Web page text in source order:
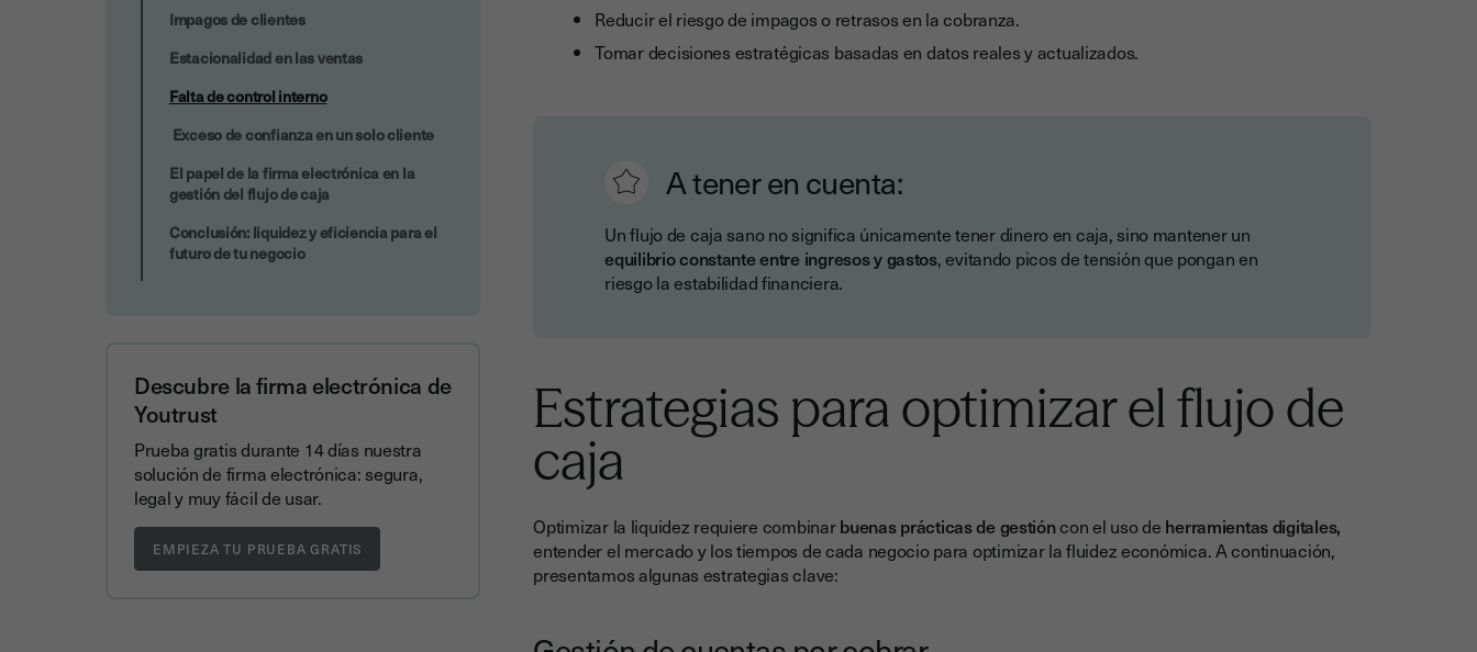
Impagos de clientes
Estacionalidad en las ventas
Falta de control interno
Exceso de confianza en un solo cliente
El papel de la firma electrónica en la
gestión del flujo de caja
Conclusión: liquidez y eficiencia para el
futuro de tu negocio
Descubre la firma electrónica de
Youtrust
Prueba gratis durante 14 días nuestra
solución de firma electrónica: segura,
legal y muy fácil de usar.
Reducir el riesgo de impagos o retrasos en la cobranza.
Tomar decisiones estratégicas basadas en datos reales y actualizados.
A tener en cuenta:
Un flujo de caja sano no significa únicamente tener dinero en caja, sino mantener un
equilibrio constante entre ingresos y gastos, evitando picos de tensión que pongan en
riesgo la estabilidad financiera.
Estrategias para optimizar el flujo de
caja
Optimizar la liquidez requiere combinarbuenas prácticas de gestióncon el uso de herramientas digitales,
entender el mercado y los tiempos de cada negocio para optimizar la fluidez económica. A continuación,
presentamos algunas estrategias clave: